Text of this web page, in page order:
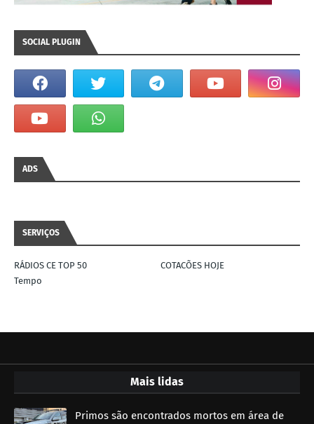
SOCIAL PLUGIN
ADS
SERVIÇOS
RÁDIOS CE TOP 50
COTACÕES HOJE
Tempo
Mais lidas
Primos são encontrados mortos em área de